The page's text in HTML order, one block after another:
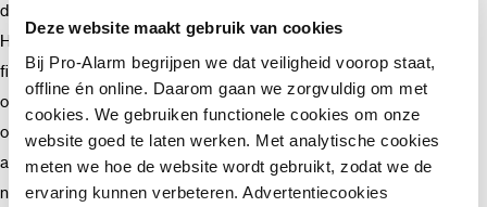
Deze website maakt gebruik van cookies
Bij Pro-Alarm begrijpen we dat veiligheid voorop staat,
offline én online. Daarom gaan we zorgvuldig om met
cookies. We gebruiken functionele cookies om onze
website goed te laten werken. Met analytische cookies
meten we hoe de website wordt gebruikt, zodat we de
ervaring kunnen verbeteren. Advertentiecookies
deurbel (4)
Hikvision (3)
firmware (3)
ondersteuning (2)
opnemen (2)
advies (2)
netwerkrecorder (2)